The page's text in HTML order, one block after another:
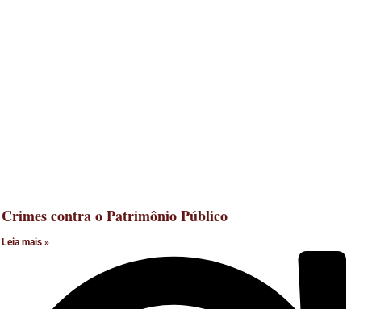
Crimes contra o Patrimônio Público
Leia mais »